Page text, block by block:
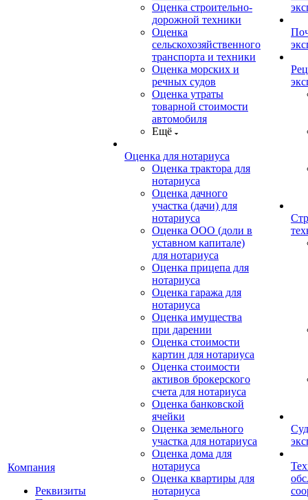
Компания
Реквизиты
Оценка строительно-
дорожной техники
Оценка
сельскохозяйственного
транспорта и техники
Оценка морских и
речных судов
Оценка утраты
товарной стоимости
автомобиля
Ещё
Оценка для нотариуса
Оценка трактора для
нотариуса
Оценка дачного
участка (дачи) для
нотариуса
Оценка ООО (доли в
уставном капитале)
для нотариуса
Оценка прицепа для
нотариуса
Оценка гаража для
нотариуса
Оценка имущества
при дарении
Оценка стоимости
картин для нотариуса
Оценка стоимости
активов брокерского
счета для нотариуса
Оценка банковской
ячейки
Оценка земельного
участка для нотариуса
Оценка дома для
нотариуса
Оценка квартиры для
нотариуса